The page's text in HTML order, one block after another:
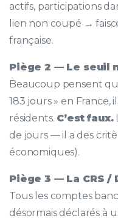
actifs, participations
lien non coupé →
française.
Piège 2 — Le seuil
Beaucoup pensent
183 jours » en
résidents. C’est faux.
de jours — il a des
économiques).
Piège 3 — La CRS /
Tous les comptes
désormais déclarés à